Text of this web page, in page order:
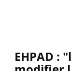
EHPAD :